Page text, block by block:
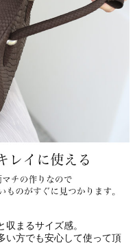
まるサイズ感。
い方でも安心して使って頂